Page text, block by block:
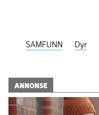
SAMFUNN Dyr
ANNONSE